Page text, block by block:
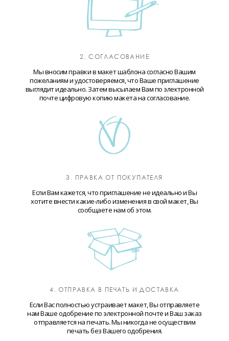
2. СОГЛАСОВАНИЕ
Мы вносим правки в макет шаблона согласно Вашим
пожеланиям и удостоверяемся, что Ваше приглашение
выглядит идеально. Затем высылаем Вам по электронной
почте цифровую копию макета на согласование.
3. ПРАВКА ОТ ПОКУПАТЕЛЯ
Если Вам кажется, что приглашение не идеально и Вы
хотите внести какие-либо изменения в свой макет, Вы
сообщаете нам об этом.
4. ОТПРАВКА В ПЕЧАТЬ И ДОСТАВКА
Если Вас полностью устраивает макет, Вы отправляете
нам Ваше одобрение по электронной почте и Ваш заказ
отправляется на печать. Мы никогда не осуществим
печать без Вашего одобрения.